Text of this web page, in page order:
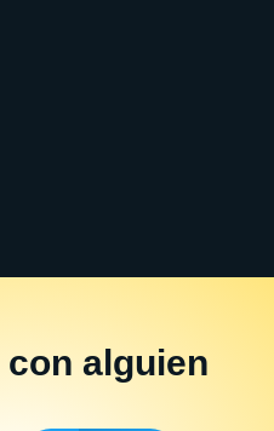
con alguien